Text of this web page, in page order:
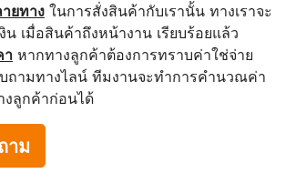
ยทาง ในการสั่งสินค้ากับเรานั้น ทางเราจะ
น เมื่อสินค้าถึงหน้างาน เรียบร้อยแล้ว
า หากทางลูกค้าต้องการทราบค่าใช่จ่าย
ถามทางไลน์ ทีมงานจะทำการคำนวณค่า
งลูกค้าก่อนได้
าม